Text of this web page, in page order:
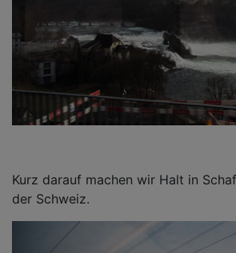
Kurz darauf machen wir Halt in
der Schweiz.